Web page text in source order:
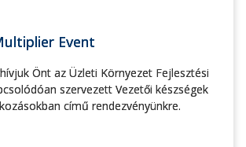
Event
Önt az Üzleti Környezet Fejlesztési
szervezett Vezetői készségek
című rendezvényünkre.